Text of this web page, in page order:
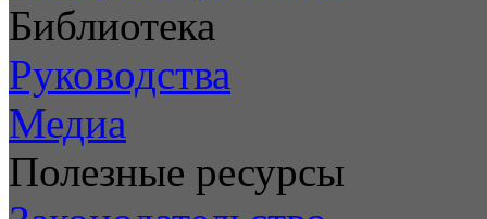
Библиотека
Руководства
Медиа
Полезные ресурсы